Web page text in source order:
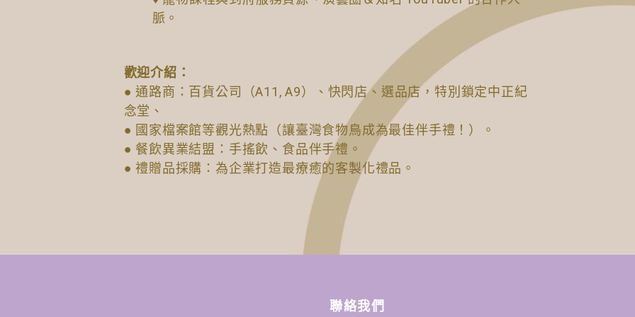
脈。
歡迎介紹：
● 通路商：百貨公司（A11, A9）、快閃店、選品店，特別鎖定中正紀
念堂、
● 國家檔案館等觀光熱點（讓臺灣食物鳥成為最佳伴手禮！）。
● 餐飲異業結盟：手搖飲、食品伴手禮。
● 禮贈品採購：為企業打造最療癒的客製化禮品。
聯絡我們